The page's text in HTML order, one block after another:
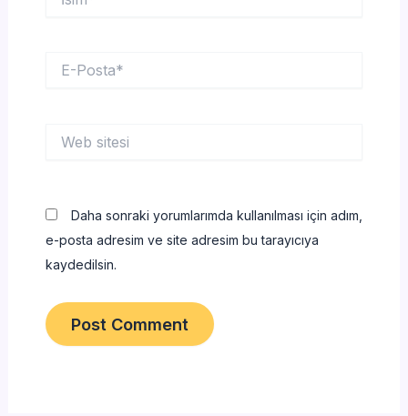
Posta*
sitesi
Daha sonraki yorumlarımda kullanılması için adım,
e-posta adresim ve site adresim bu tarayıcıya
kaydedilsin.